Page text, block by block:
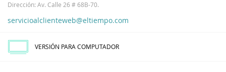
Dirección: Av. Calle 26 # 68B-70.
servicioalclienteweb@eltiempo.com
VERSIÓN PARA COMPUTADOR